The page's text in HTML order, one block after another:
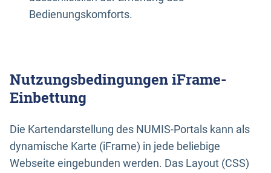
Bedienungskomforts.
Nutzungsbedingungen iFrame-
Einbettung
Die Kartendarstellung des NUMIS-Portals kann als
dynamische Karte (iFrame) in jede beliebige
Webseite eingebunden werden. Das Layout (CSS)